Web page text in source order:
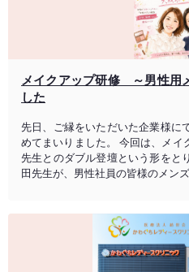
メイクアップ研修 ～男性用
した
先日、ご縁をいただいた企業様に
めてまいりました。 今回は、メイ
先生とのダブル登壇という形をと
田先生が、男性社員の皆様のメンズ